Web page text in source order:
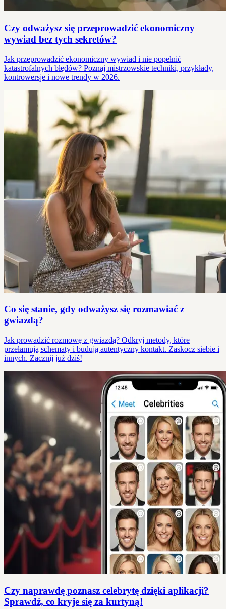
Czy odważysz się przeprowadzić ekonomiczny
wywiad bez tych sekretów?
Jak przeprowadzić ekonomiczny wywiad i nie popełnić
katastrofalnych błędów? Poznaj mistrzowskie techniki, przykłady,
kontrowersje i nowe trendy w 2026.
Co się stanie, gdy odważysz się rozmawiać z
gwiazdą?
Jak prowadzić rozmowę z gwiazdą? Odkryj metody, które
przełamują schematy i budują autentyczny kontakt. Zaskocz siebie i
innych. Zacznij już dziś!
Czy naprawdę poznasz celebrytę dzięki aplikacji?
Sprawdź, co kryje się za kurtyną!